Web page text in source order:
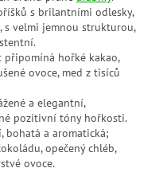
s brilantními odlesky,
s velmi jemnou strukturou,
připomíná hořké kakao,
ovoce, med z tisíců
a elegantní,
pozitivní tóny hořkosti.
bohatá a aromatická;
opečený chléb,
ovoce.